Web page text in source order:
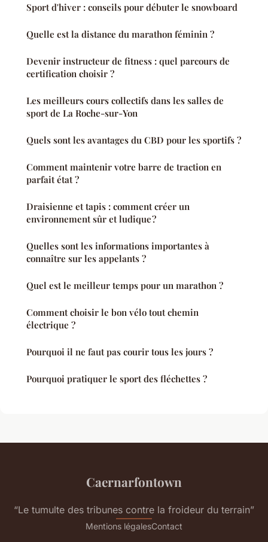
Sport d'hiver : conseils pour débuter le snowboard
Quelle est la distance du marathon féminin ?
Devenir instructeur de fitness : quel parcours de
certification choisir ?
Les meilleurs cours collectifs dans les salles de
sport de La Roche-sur-Yon
Quels sont les avantages du CBD pour les sportifs ?
Comment maintenir votre barre de traction en
parfait état ?
Draisienne et tapis : comment créer un
environnement sûr et ludique ?
Quelles sont les informations importantes à
connaître sur les appelants ?
Quel est le meilleur temps pour un marathon ?
Comment choisir le bon vélo tout chemin
électrique ?
Pourquoi il ne faut pas courir tous les jours ?
Pourquoi pratiquer le sport des fléchettes ?
Caernarfontown
“Le tumulte des tribunes contre la froideur du terrain”
Mentions légalesContact